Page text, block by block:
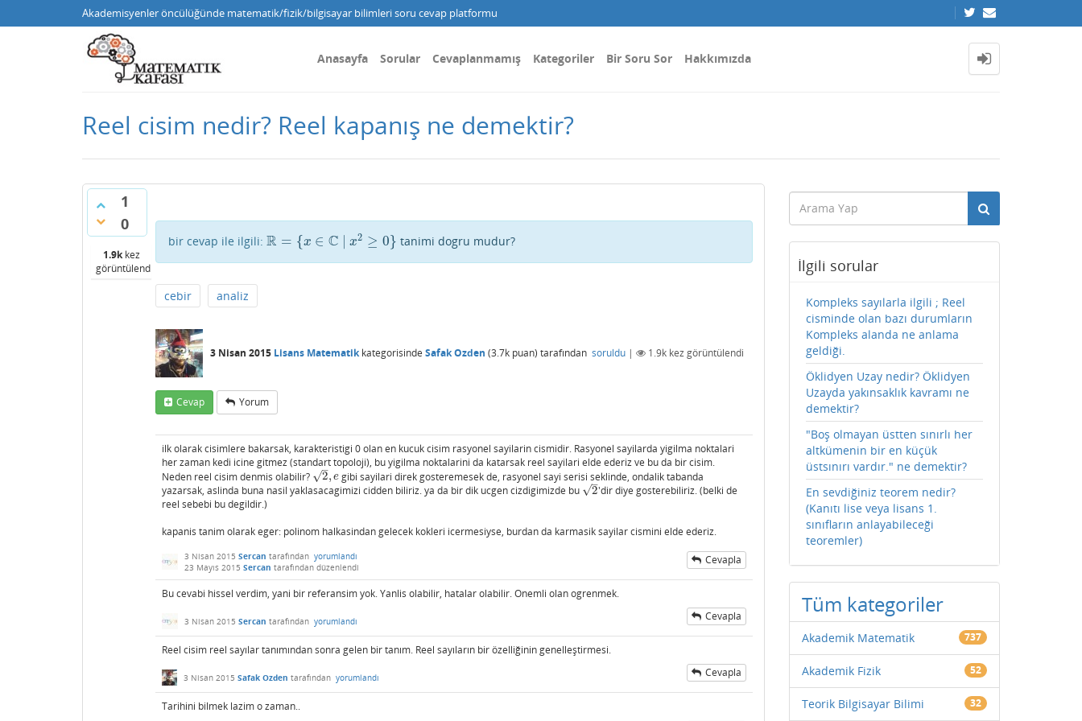
Akademisyenler öncülüğünde matematik/fizik/bilgisayar bilimleri soru cevap platformu
Anasayfa Sorular Cevaplanmamış Kategoriler Bir Soru Sor Hakkımızda
Reel cisim nedir? Reel kapanış ne demektir?
1
0
1.9kkez
görüntülendi
bir cevap ile ilgili: R = {x ∈ C x2 ≥ 0}
R= {x∈C| x2 ≥0 tanimi dogru mudur?
cebir analiz
3 Nisan 2015 Lisans Matematikkategorisinde Safak Ozden (3.7k puan) tarafından soruldu | 1.9k kez görüntülendi
Cevap Yorum
ilk olarak cisimlere bakarsak, karakteristigi 0 olan en kucuk cisim rasyonel sayilarin cismidir. Rasyonel sayilarda yigilma noktalari
her zaman kedi icine gitmez (standart topoloji), bu yigilma noktalarini da katarsak reel sayilari elde ederiz ve bu da bir cisim.
Neden reel cisim denmis olabilir?
2
–
√ , e
2,e
gibi sayilari direk gosteremesek de, rasyonel sayi serisi seklinde, ondalik tabanda
yazarsak, aslinda buna nasil yaklasacagimizi cidden biliriz. ya da bir dik ucgen cizdigimizde bu
2
–
√
2
'dir diye gosterebiliriz. (belki de
reel sebebi bu degildir.)
kapanis tanim olarak eger: polinom halkasindan gelecek kokleri icermesiyse, burdan da karmasik sayilar cismini elde ederiz.
3 Nisan 2015 Sercan tarafından yorumlandı
23 Mayıs 2015 Sercan tarafından düzenlendi
Cevapla
Bu cevabi hissel verdim, yani bir referansim yok. Yanlis olabilir, hatalar olabilir. Onemli olan ogrenmek.
3 Nisan 2015 Sercan tarafından yorumlandı Cevapla
Reel cisim reel sayılar tanımından sonra gelen bir tanım. Reel sayıların bir özelliğinin genelleştirmesi.
3 Nisan 2015 Safak Ozden tarafından yorumlandı Cevapla
Tarihini bilmek lazim o zaman..
İlgili sorular
Kompleks sayılarla ilgili ; Reel
cisminde olan bazı durumların
Kompleks alanda ne anlama
geldiği.
Öklidyen Uzay nedir? Öklidyen
Uzayda yakınsaklık kavramı ne
demektir?
"Boş olmayan üstten sınırlı her
altkümenin bir en küçük
üstsınırı vardır." ne demektir?
En sevdiğiniz teorem nedir?
(Kanıtı lise veya lisans 1.
sınıfların anlayabileceği
teoremler)
Tüm kategoriler
Akademik Matematik 737
Akademik Fizik 52
Teorik Bilgisayar Bilimi 32